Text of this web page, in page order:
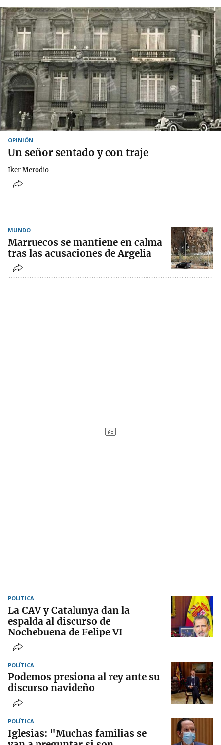
OPINIÓN
Un señor sentado y con traje
Iker Merodio
MUNDO
Marruecos se mantiene en calma
tras las acusaciones de Argelia
POLÍTICA
La CAV y Catalunya dan la
espalda al discurso de
Nochebuena de Felipe VI
POLÍTICA
Podemos presiona al rey ante su
discurso navideño
POLÍTICA
Iglesias: "Muchas familias se